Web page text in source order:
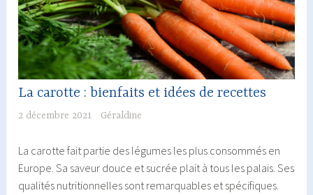
La carotte : bienfaits et idées de recettes
2 décembre 2021 Géraldine
La carotte fait partie des légumes les plus consommés en
Europe. Sa saveur douce et sucrée plait à tous les palais. Ses
qualités nutritionnelles sont remarquables et spécifiques.